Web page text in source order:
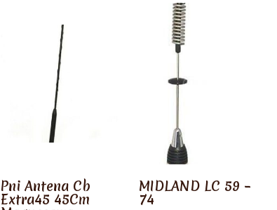
Pni Antena Cb
Extra45 45Cm
MIDLAND LC 59 –
74